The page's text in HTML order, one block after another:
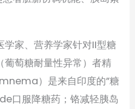
学家、营养学家针对II型糖
萄糖耐量性异常）者精
）是来自印度的”糖
口服降糖药；铬减轻胰岛